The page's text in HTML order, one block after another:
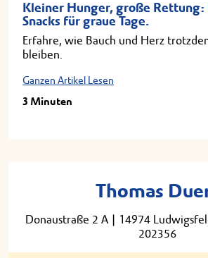
Kleiner Hunger, große Rettung:
Snacks für graue Tage.
Erfahre, wie Bauch und Herz
bleiben.
Ganzen Artikel Lesen
3 Minuten
Thomas
Donaustraße 2 A | 14974
202356